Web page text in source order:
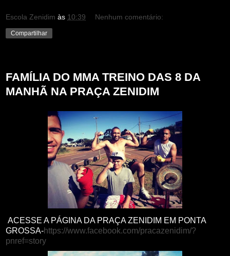
Escola Zenidim às 10:39 Nenhum comentário:
Compartilhar
FAMÍLIA DO MMA TREINO DAS 8 DA
MANHÃ NA PRAÇA ZENIDIM
ACESSE A PÁGINA DA PRAÇA ZENIDIM EM PONTA
GROSSA-https://www.facebook.com/pracazenidim/?
pnref=story